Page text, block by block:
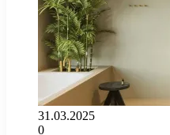
31.03.2025
0